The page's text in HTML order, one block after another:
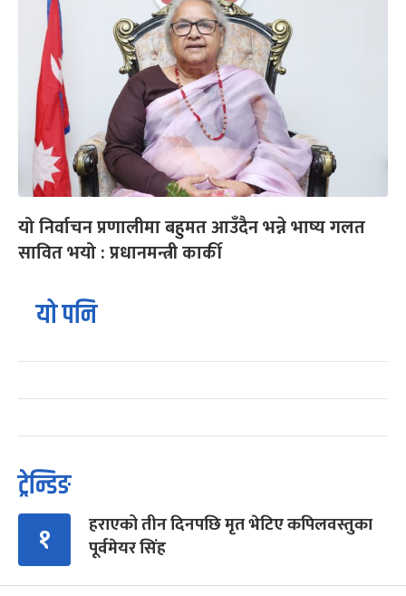
यो निर्वाचन प्रणालीमा बहुमत आउँदैन भन्ने भाष्य गलत
सावित भयो : प्रधानमन्त्री कार्की
यो पनि
ट्रेन्डिङ
१
हराएको तीन दिनपछि मृत भेटिए कपिलवस्तुका
पूर्वमेयर सिंह